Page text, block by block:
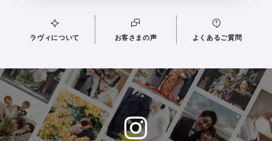
ラヴィについて お客さまの声 よくあるご質問